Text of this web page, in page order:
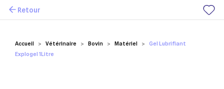
Mes favoris
Accueil Vétérinaire Bovin Matériel
Gel Lubrifiant
Explogel 1Litre
Retour